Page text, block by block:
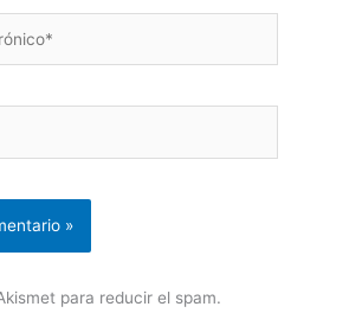
para reducir el spam.